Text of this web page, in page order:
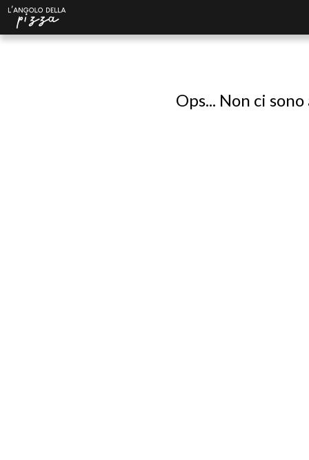
Ops... Non ci